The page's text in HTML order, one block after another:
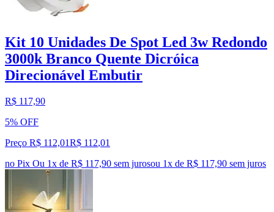
Kit 10 Unidades De Spot Led 3w Redondo
3000k Branco Quente Dicróica
Direcionável Embutir
R$ 117,90
5% OFF
Preço R$ 112,01R$ 112,01
no Pix Ou 1x de R$ 117,90 sem jurosou 1x de R$ 117,90 sem juros